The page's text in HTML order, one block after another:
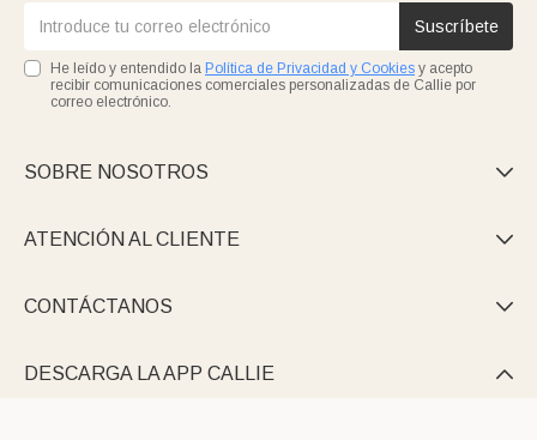
Suscríbete
He leído y entendido la Política de Privacidad y Cookies y acepto
recibir comunicaciones comerciales personalizadas de Callie por
correo electrónico.
SOBRE NOSOTROS 
ATENCIÓN AL CLIENTE 
CONTÁCTANOS 
DESCARGA LA APP CALLIE 